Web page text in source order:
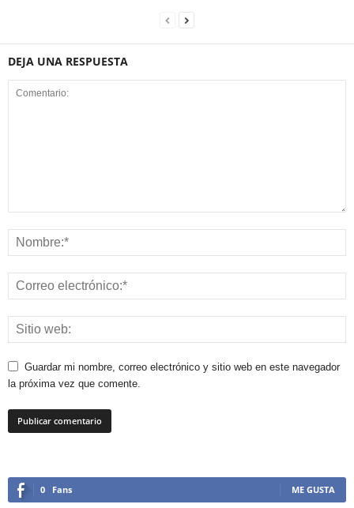
DEJA UNA RESPUESTA
Guardar mi nombre, correo electrónico y sitio web en este navegador
la próxima vez que comente.
0 Fans ME GUSTA